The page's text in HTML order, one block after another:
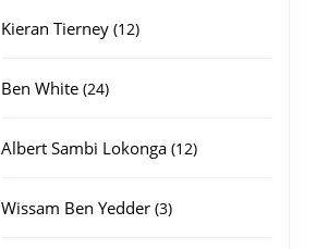
Kieran Tierney 1212
Ben White 2424
Albert Sambi Lokonga 1212
Wissam Ben Yedder 33